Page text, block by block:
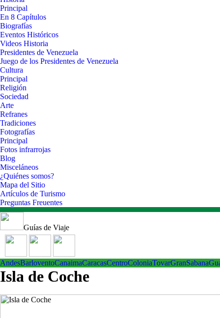
Principal
En 8 Capítulos
Biografías
Eventos Históricos
Videos Historia
Presidentes de Venezuela
Juego de los Presidentes de Venezuela
Cultura
Principal
Religión
Sociedad
Arte
Refranes
Tradiciones
Fotografías
Principal
Fotos infrarrojas
Blog
Misceláneos
¿Quiénes somos?
Mapa del Sitio
Artículos de Turismo
Preguntas Freuentes
Guías de Viaje
AndesBarloventoCanaimaCaracasCentroColoniaTovarGranSabana
Isla de Coche